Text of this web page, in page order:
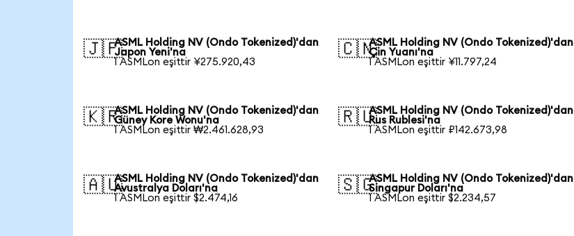
🇯🇵ASML Holding NV (Ondo Tokenized)'dan
Japon Yeni'na
1 ASMLon eşittir ¥275.920,43
🇨🇳ASML Holding NV (Ondo Tokenized)'dan
Çin Yuanı'na
1 ASMLon eşittir ¥11.797,24
🇰🇷ASML Holding NV (Ondo Tokenized)'dan
Güney Kore Wonu'na
1 ASMLon eşittir ₩2.461.628,93
🇷🇺ASML Holding NV (Ondo Tokenized)'dan
Rus Rublesi'na
1 ASMLon eşittir ₽142.673,98
🇦🇺ASML Holding NV (Ondo Tokenized)'dan
Avustralya Doları'na
1 ASMLon eşittir $2.474,16
🇸🇬ASML Holding NV (Ondo Tokenized)'dan
Singapur Doları'na
1 ASMLon eşittir $2.234,57